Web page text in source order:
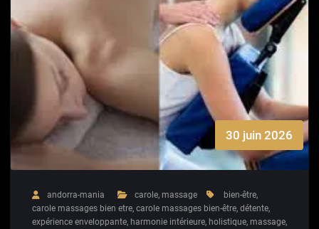
30 juin 2026
andorra-mania carole, massage bien-être,
carole massages bien etre, carole massages bien-être, détente,
expérience enveloppante, harmonie intérieure, holistique, massage,